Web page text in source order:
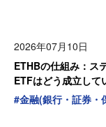
2026年07月10日
ETHBの仕組み：ス
ETFはどう成立して
#金融(銀行・証券・